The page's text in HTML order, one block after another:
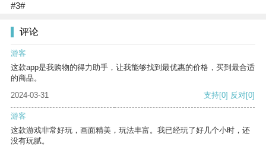
#3#
评论
游客
这款app是我购物的得力助手，让我能够找到最优惠的价格，买到最合适
的商品。
2024-03-31
支持[0] 反对[0]
游客
这款游戏非常好玩，画面精美，玩法丰富。我已经玩了好几个小时，还
没有玩腻。